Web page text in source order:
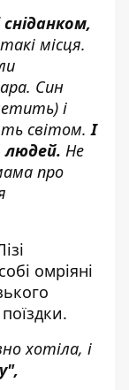
сніданком,
місця.
Син
і
світом.І
людей. Не
про
омріяні
хотіла, і